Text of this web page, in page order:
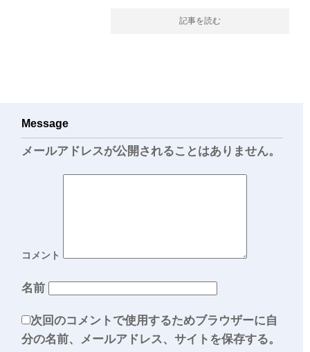
記事を読む
Message
メールアドレスが公開されることはありません。
コメント
名前
次回のコメントで使用するためブラウザーに自
分の名前、メールアドレス、サイトを保存する。